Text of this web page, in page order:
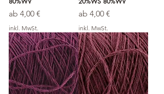
ab 4,00 €
Sale-Preis
inkl. MwSt.
ab 4,00 €
Sale-Preis
inkl. MwSt.